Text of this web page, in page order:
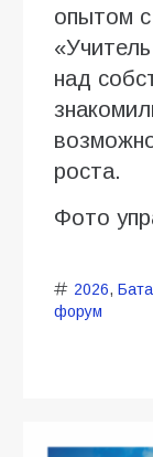
опытом
над
роста.
Фото
2026,
форум